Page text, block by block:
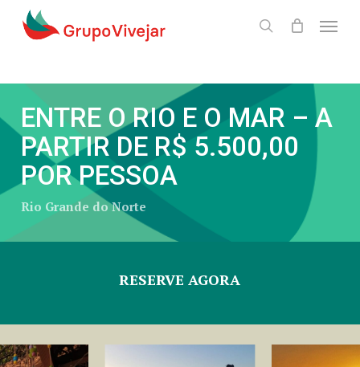
search
ENTRE O RIO E O MAR – A
PARTIR DE R$ 5.500,00
POR PESSOA
Rio Grande do Norte
RESERVE AGORA